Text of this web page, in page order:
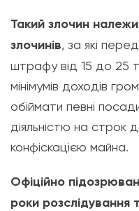
Такий злочин
злочинів, за які
штрафу від 15 до 25
мінімумів доходів
обіймати певні
діяльністю на строк
конфіскацією майна.
Офіційно
роки розслідування